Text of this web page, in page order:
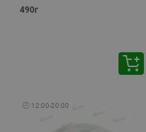
490г
🕘 12:00-20:00